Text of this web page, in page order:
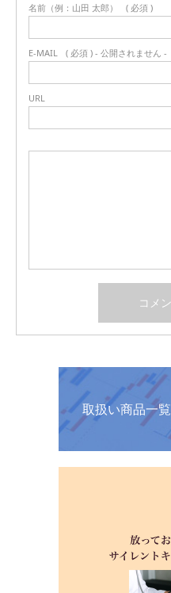
名前（例：山田 太郎） ( 必須 )
E-MAIL ( 必須 ) - 公開されません -
URL
取扱い商品一覧